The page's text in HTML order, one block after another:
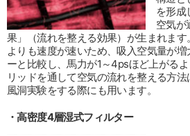
を形成
空気が
果」（流れを整える効果）が生まれま
よりも速度が速いため、吸入空気量が
ーと比較し、馬力が1～4psほど上がる
リッドを通して空気の流れを整える方
風洞実験をする際にも用います。
・高密度4層湿式フィルター